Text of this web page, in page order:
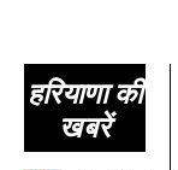
हरियाणा की
खबरें